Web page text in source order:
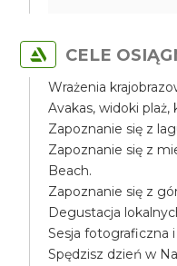
CELE
Wrażenia
Avakas, widoki
Zapoznanie się z
Zapoznanie się z
Beach.
Zapoznanie się z
Degustacja
Sesja fotograficzna
Spędzisz dzień w